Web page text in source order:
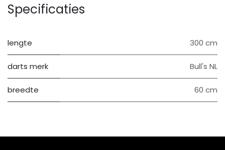
Specificaties
lengte 300 cm
darts merk Bull's NL
breedte 60 cm